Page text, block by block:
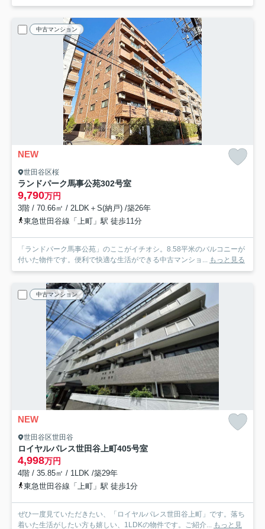
中古マンション
NEW
世田谷区桜
ランドパーク馬事公苑302号室
9,790万円
3階 / 70.66㎡ / 2LDK＋S(納戸) /築26年
東急世田谷線「上町」駅 徒歩11分
「ランドパーク馬事公苑」のここがイチオシ。8.58平米のバルコニーが
付いた物件です。便利で快適な生活ができる中古マンショ... もっと見る
中古マンション
NEW
世田谷区世田谷
ロイヤルパレス世田谷上町405号室
4,998万円
4階 / 35.85㎡ / 1LDK /築29年
東急世田谷線「上町」駅 徒歩1分
ぜひ一度見ていただきたい、「ロイヤルパレス世田谷上町」です。落ち
着いた生活がしたい方も嬉しい、1LDKの物件です。ご紹介... もっと見